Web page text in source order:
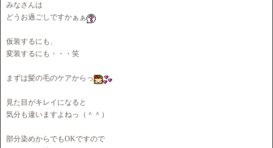
みなさんは
どうお過ごしですかぁぁ
仮装するにも、
変装するにも・・・笑
まずは髪の毛のケアからっ
見た目がキレイになると
気分も違いますよねっ（＾＾）
部分染めからでもOKですので